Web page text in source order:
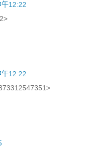
12:22
12:22